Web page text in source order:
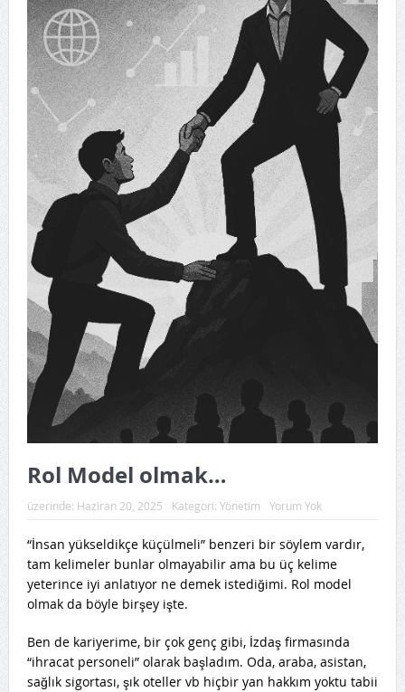
Rol Model olmak…
üzerinde: Haziran 20, 2025 Kategori: Yönetim Yorum Yok
“İnsan yükseldikçe küçülmeli” benzeri bir söylem vardır,
tam kelimeler bunlar olmayabilir ama bu üç kelime
yeterince iyi anlatıyor ne demek istediğimi. Rol model
olmak da böyle birşey işte.
Ben de kariyerime, bir çok genç gibi, İzdaş firmasında
“ihracat personeli” olarak başladım. Oda, araba, asistan,
sağlık sigortası, şık oteller vb hiçbir yan hakkım yoktu tabii